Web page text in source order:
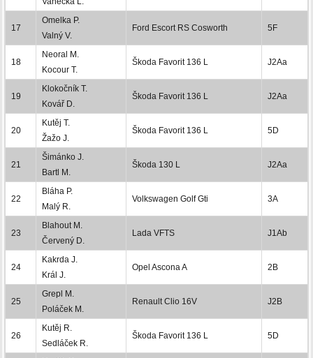
17
Omelka P.
Valný V.
Ford Escort RS Cosworth 5F
18
Neoral M.
Kocour T.
Škoda Favorit 136 L J2Aa
19
Klokočník T.
Kovář D.
Škoda Favorit 136 L J2Aa
20
Kutěj T.
Žažo J.
Škoda Favorit 136 L 5D
21
Šimánko J.
Bartl M.
Škoda 130 L J2Aa
22
Bláha P.
Malý R.
Volkswagen Golf Gti 3A
23
Blahout M.
Červený D.
Lada VFTS J1Ab
24
Kakrda J.
Král J.
Opel Ascona A 2B
25
Grepl M.
Poláček M.
Renault Clio 16V J2B
26
Kutěj R.
Sedláček R.
Škoda Favorit 136 L 5D